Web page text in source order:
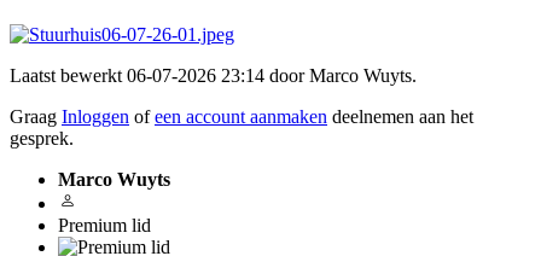
Laatst bewerkt 06-07-2026 23:14 doorMarco Wuyts.
Graag Inloggen ofeen account aanmaken deelnemen aan het
gesprek.
Marco Wuyts
Premium lid